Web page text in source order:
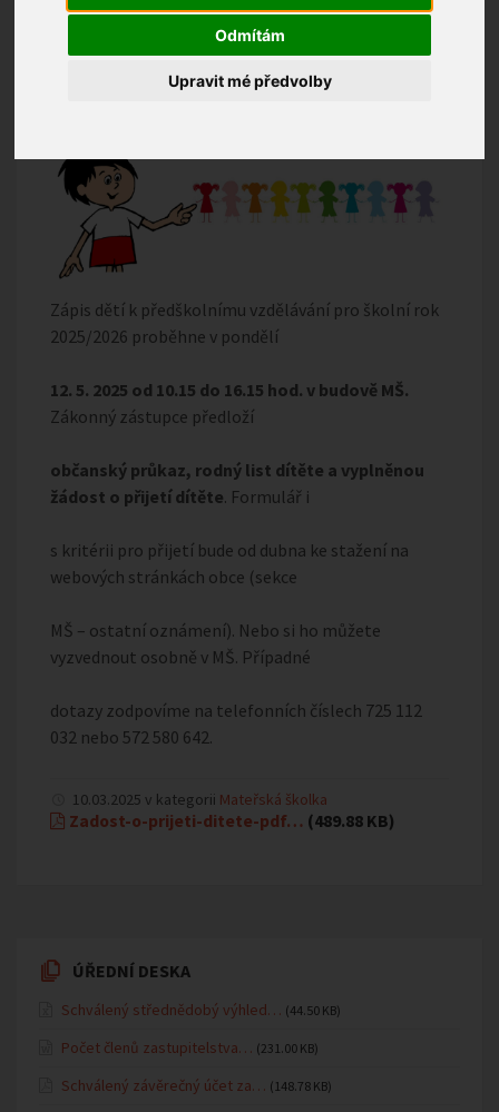
Odmítám
Upravit mé předvolby
Zápis dětí k předškolnímu vzdělávání pro školní rok
2025/2026 proběhne v pondělí
12. 5. 2025 od 10.15 do 16.15 hod. v budově MŠ.
Zákonný zástupce předloží
občanský průkaz, rodný list dítěte a vyplněnou
žádost o přijetí dítěte. Formulář i
s kritérii pro přijetí bude od dubna ke stažení na
webových stránkách obce (sekce
MŠ – ostatní oznámení). Nebo si ho můžete
vyzvednout osobně v MŠ. Případné
dotazy zodpovíme na telefonních číslech 725 112
032 nebo 572 580 642.
10.03.2025 v kategorii Mateřská školka
Zadost-o-prijeti-ditete-pdf… (489.88 KB)
ÚŘEDNÍ DESKA
Schválený střednědobý výhled… (44.50 KB)
Počet členů zastupitelstva… (231.00 KB)
Schválený závěrečný účet za… (148.78 KB)